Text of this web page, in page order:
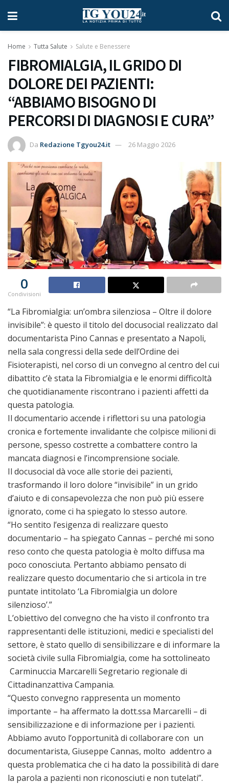
Home Tutta Salute Salute e Benessere
FIBROMIALGIA, IL GRIDO DI
DOLORE DEI PAZIENTI:
“ABBIAMO BISOGNO DI
PERCORSI DI DIAGNOSI E CURA”
Da Redazione Tgyou24.it 26 Maggio 2026
0
Condivisioni
“La Fibromialgia: un’ombra silenziosa – Oltre il dolore
invisibile”: è questo il titolo del docusocial realizzato dal
documentarista Pino Cannas e presentato a Napoli,
nella sala congressi della sede dell’Ordine dei
Fisioterapisti, nel corso di un convegno al centro del cui
dibattito c’è stata la Fibromialgia e le enormi difficoltà
che quotidianamente riscontrano i pazienti affetti da
questa patologia.
Il documentario accende i riflettori su una patologia
cronica e fortemente invalidante che colpisce milioni di
persone, spesso costrette a combattere contro la
mancata diagnosi e l’incomprensione sociale.
Il docusocial dà voce alle storie dei pazienti,
trasformando il loro dolore “invisibile” in un grido
d’aiuto e di consapevolezza che non può più essere
ignorato, come ci ha spiegato lo stesso autore.
“Ho sentito l’esigenza di realizzare questo
documentario – ha spiegato Cannas – perché mi sono
reso conto che questa patologia è molto diffusa ma
poco conosciuta. Pertanto abbiamo pensato di
realizzare questo documentario che si articola in tre
puntate intitolato ‘La Fibromialgia un dolore
silenzioso’.”
L’obiettivo del convegno che ha visto il confronto tra
rappresentanti delle istituzioni, medici e specialisti del
settore, è stato quello di sensibilizzare e di informare la
società civile sulla Fibromialgia, come ha sottolineato
Carminuccia Marcarelli Segretario regionale di
Cittadinanzattiva Campania.
“Questo convegno rappresenta un momento
importante – ha affermato la dott.ssa Marcarelli – di
sensibilizzazione e di informazione per i pazienti.
Abbiamo avuto l’opportunità di collaborare con un
documentarista, Giuseppe Cannas, molto addentro a
questa problematica che ci ha dato la possibilità di dare
la parola a pazienti non riconosciuti e non tutelati”.